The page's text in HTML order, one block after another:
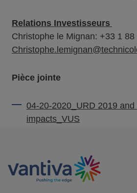
Relations Investisseurs
Christophe le Mignan: +33 1 88
Pièce jointe
04-20-2020_URD 2019 and
impacts_VUS